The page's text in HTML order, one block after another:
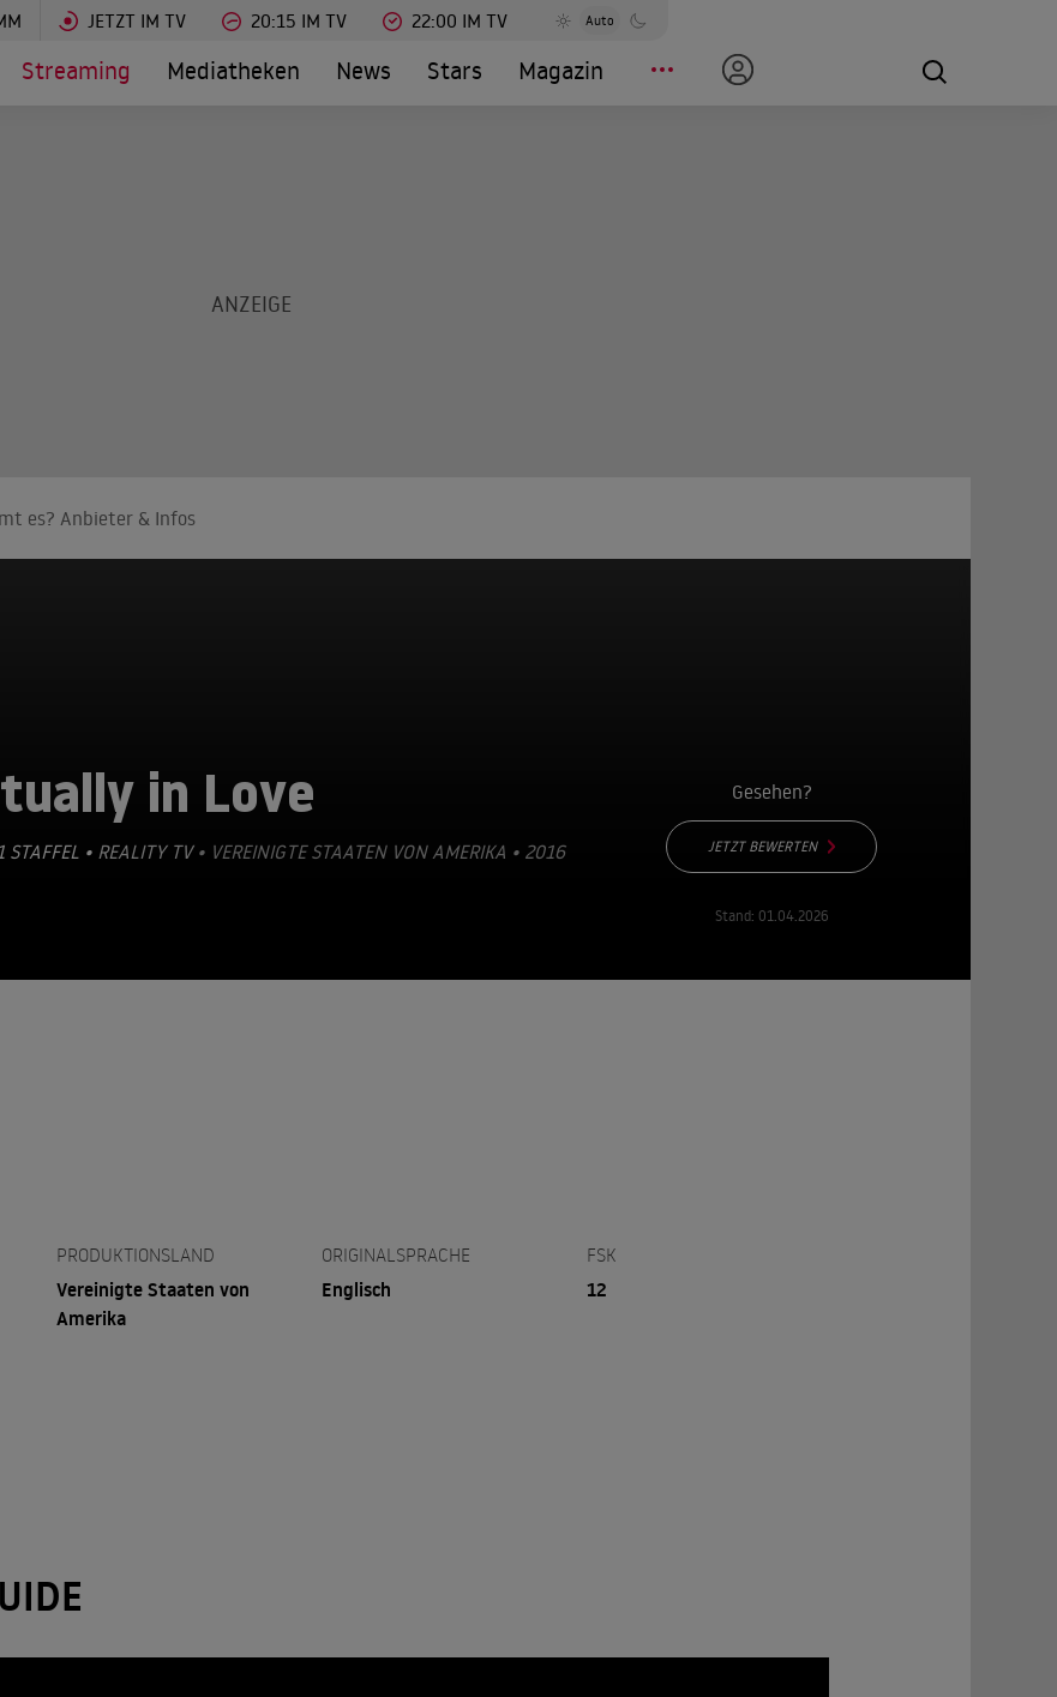
JETZT IM TV 20:15 IM TV 22:00 IM TV Auto
Streaming Mediatheken News Stars Magazin
es? Anbieter & Infos
in Love
STAFFEL • REALITY TV• VEREINIGTE STAATEN VON AMERIKA • 2016
Gesehen?
JETZT BEWERTEN
Stand: 01.04.2026
PRODUKTIONSLAND
Vereinigte Staaten von
Amerika
ORIGINALSPRACHE
Englisch
FSK
12